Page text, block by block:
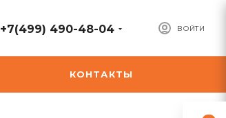
ВОЙТИ
+7(499) 490-48-04
КОНТАКТЫ